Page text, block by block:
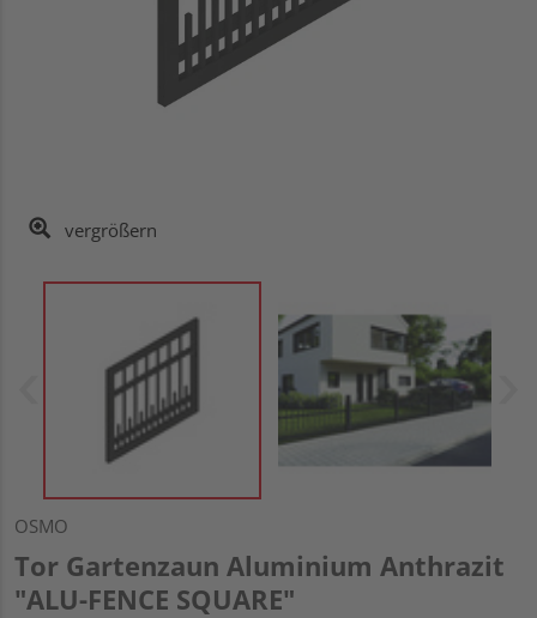
vergrößern
OSMO
Tor Gartenzaun Aluminium Anthrazit
"ALU-FENCE SQUARE"